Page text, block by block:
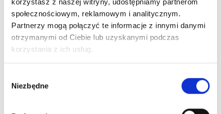
społecznościowym, reklamowym i analitycznym.
Partnerzy mogą połączyć te informacje z innymi danymi
otrzymanymi od Ciebie lub uzyskanymi podczas
korzystania z ich usług.
zgody
Niezbędne
Wysyłka 24h z magazynu w Polsce
Stały opiekun handlowy
Szybka obsługa zwrotów i reklamacji